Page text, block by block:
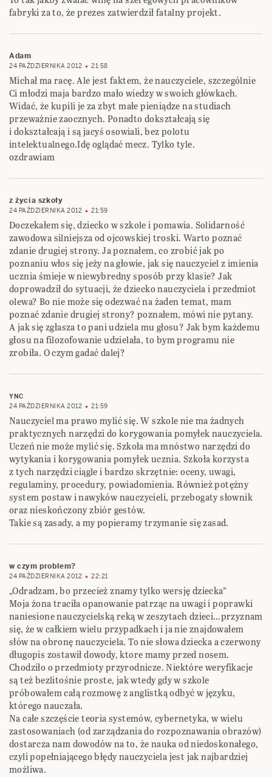
fabryki za to, że prezes zatwierdził fatalny projekt.
Adam
24 PAŹDZIERNIKA 2012 21:58
Michał ma racę. Ale jest faktem, że nauczyciele, szczególnie
Ci młodzi maja bardzo mało wiedzy w swoich główkach.
Widać, że kupili je za zbyt małe pieniądze na studiach
przeważnie zaocznych. Ponadto dokształcają się
i dokształcają i są jacyś osowiali, bez polotu
intelektualnego.Idę oglądać mecz. Tylko tyle.
ozdrawiam
z życia szkoły
24 PAŹDZIERNIKA 2012 21:59
Doczekałem się, dziecko w szkole i pomawia. Solidarność
zawodowa silniejsza od ojcowskiej troski. Warto poznać
zdanie drugiej strony. Ja poznałem, co zrobić jak po
poznaniu włos się jeży na głowie, jak się nauczyciel z imienia
ucznia śmieje w niewybredny sposób przy klasie? Jak
doprowadził do sytuacji, że dziecko nauczyciela i przedmiot
olewa? Bo nie może się odezwać na żaden temat, mam
poznać zdanie drugiej strony? poznałem, mówi nie pytany.
A jak się zgłasza to pani udziela mu głosu? Jak bym każdemu
głosu na filozofowanie udzielała, to bym programu nie
zrobiła. O czym gadać dalej?
YNC
24 PAŹDZIERNIKA 2012
21:59
Nauczyciel ma prawo mylić się. W szkole nie ma żadnych
praktycznych narzędzi do korygowania pomyłek nauczyciela.
Uczeń nie może mylić się. Szkoła ma mnóstwo narzędzi do
wytykania i korygowania pomyłek ucznia. Szkoła korzysta
z tych narzędzi ciągle i bardzo skrzętnie: oceny, uwagi,
regulaminy, procedury, powiadomienia. Również potężny
system postaw i nawyków nauczycieli, przebogaty słownik
oraz nieskończony zbiór gestów.
Takie są zasady, a my popieramy trzymanie się zasad.
w czym problem?
24 PAŹDZIERNIKA 2012 22:21
„Odradzam, bo przecież znamy tylko wersję dziecka”
Moja żona traciła opanowanie patrząc na uwagi i poprawki
naniesione nauczycielską reką w zeszytach dzieci…przyznam
się, że w całkiem wielu przypadkach i ja nie znajdowałem
słów na obronę nauczyciela. To nie słowa dziecka a czerwony
długopis zostawił dowody, ktore mamy przed nosem.
Chodziło o przedmioty przyrodnicze. Niektóre weryfikacje
są też bezlitośnie proste, jak wtedy gdy w szkole
próbowałem całą rozmowę z anglistką odbyć w języku,
którego nauczała.
Na całe szczęście teoria systemów, cybernetyka, w wielu
zastosowaniach (od zarządzania do rozpoznawania obrazów)
dostarcza nam dowodów na to, że nauka od niedoskonałego,
czyli popełniającego błędy nauczyciela jest jak najbardziej
możliwa.